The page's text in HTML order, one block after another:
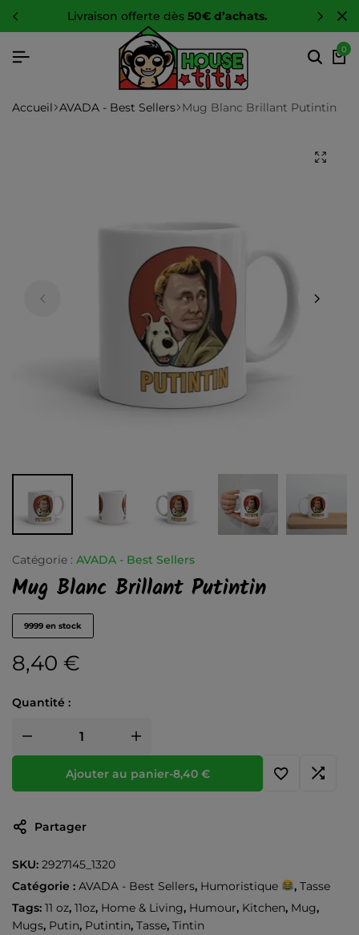
-10 % sur toute la boutique
0
Accueil AVADA - Best Sellers Mug Blanc Brillant Putintin
Catégorie : AVADA - Best Sellers
Mug Blanc Brillant Putintin
9999 en stock
8,40 €
Quantité :
Ajouter au panier-8,40 €
Partager
SKU: 2927145_1320
Catégorie : AVADA - Best Sellers, Humoristique , Tasse
Tags: 11 oz, 11oz, Home & Living, Humour, Kitchen, Mug,
Mugs, Putin, Putintin, Tasse, Tintin